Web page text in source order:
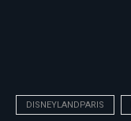
DISNEYLANDPARIS